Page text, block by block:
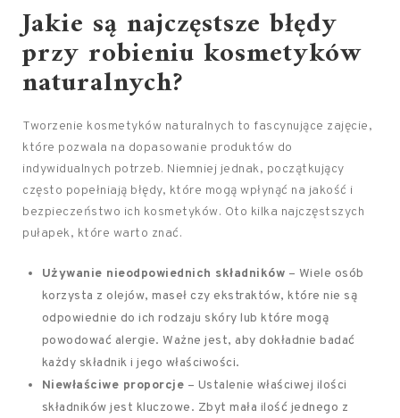
Jakie są najczęstsze błędy
przy robieniu kosmetyków
naturalnych?
Tworzenie kosmetyków naturalnych to fascynujące zajęcie,
które pozwala na dopasowanie produktów do
indywidualnych potrzeb. Niemniej jednak, początkujący
często popełniają błędy, które mogą wpłynąć na jakość i
bezpieczeństwo ich kosmetyków. Oto kilka najczęstszych
pułapek, które warto znać.
Używanie nieodpowiednich składników – Wiele osób
korzysta z olejów, maseł czy ekstraktów, które nie są
odpowiednie do ich rodzaju skóry lub które mogą
powodować alergie. Ważne jest, aby dokładnie badać
każdy składnik i jego właściwości.
Niewłaściwe proporcje – Ustalenie właściwej ilości
składników jest kluczowe. Zbyt mała ilość jednego z